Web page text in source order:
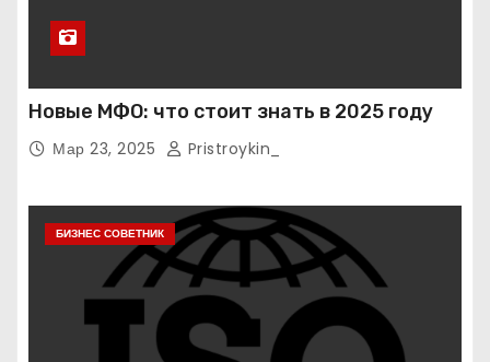
Новые МФО: что стоит знать в 2025 году
Мар 23, 2025 Pristroykin_
БИЗНЕС СОВЕТНИК